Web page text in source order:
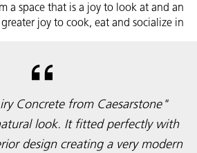
a space that is a joy to look at and an
joy to cook, eat and socialize in.
Concrete from Caesarstone
look. It fitted perfectly with
design creating a very modern